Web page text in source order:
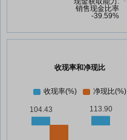
收现率和净现比